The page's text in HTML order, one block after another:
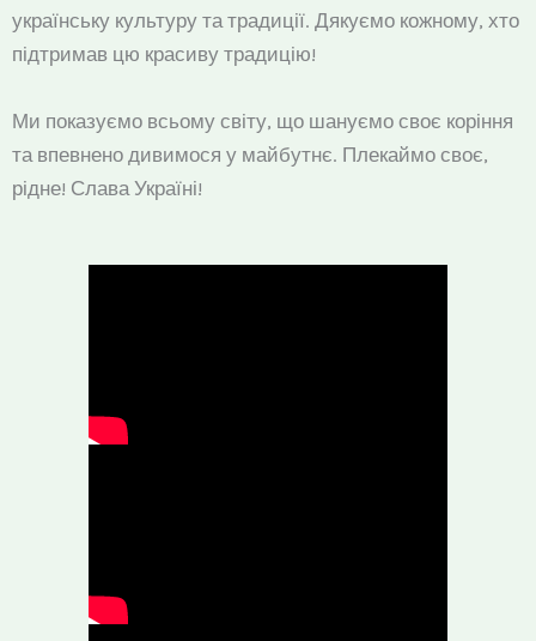
українську культуру та традиції. Дякуємо кожному, хто
підтримав цю красиву традицію!
Ми показуємо всьому світу, що шануємо своє коріння
та впевнено дивимося у майбутнє. Плекаймо своє,
рідне! Слава Україні!